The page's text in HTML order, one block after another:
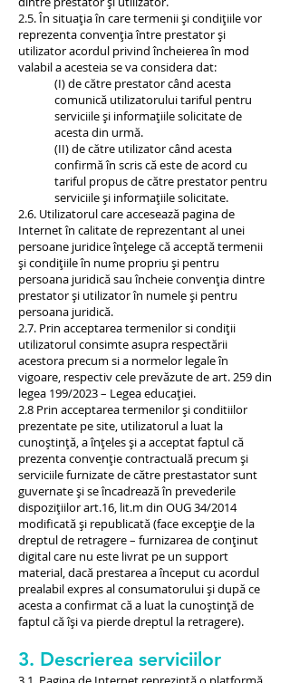
2.5. În situația în care termenii și condițiile vor
reprezenta convenția între prestator și
utilizator acordul privind încheierea în mod
valabil a acesteia se va considera dat:
(I) de către prestator când acesta
comunică utilizatorului tariful pentru
serviciile și informațiile solicitate de
acesta din urmă.
(II) de către utilizator când acesta
confirmă în scris că este de acord cu
tariful propus de către prestator pentru
serviciile și informațiile solicitate.
2.6. Utilizatorul care accesează pagina de
Internet în calitate de reprezentant al unei
persoane juridice înțelege că acceptă termenii
și condițiile în nume propriu și pentru
persoana juridică sau încheie convenția dintre
prestator și utilizator în numele și pentru
persoana juridică.
2.7. Prin acceptarea termenilor si condiții
utilizatorul consimte asupra respectării
acestora precum si a normelor legale în
vigoare, respectiv cele prevăzute de art. 259 din
legea 199/2023 – Legea educației.
2.8 Prin acceptarea termenilor și conditiilor
prezentate pe site, utilizatorul a luat la
cunoștință, a înțeles și a acceptat faptul că
prezenta convenție contractuală precum și
serviciile furnizate de către prestastator sunt
guvernate și se încadrează în prevederile
dispozițiilor art.16, lit.m din OUG 34/2014
modificată și republicată (face excepție de la
dreptul de retragere – furnizarea de conținut
digital care nu este livrat pe un support
material, dacă prestarea a început cu acordul
prealabil expres al consumatorului și după ce
acesta a confirmat că a luat la cunoștință de
faptul că își va pierde dreptul la retragere).
3. Descrierea serviciilor